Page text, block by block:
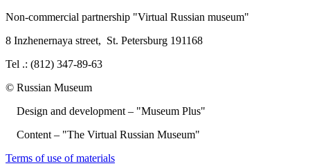
Non-commercial partnership "Virtual Russian museum"
8 Inzhenernaya street, St. Petersburg 191168
Tel .: (812) 347-89-63
© Russian Museum
Design and development – "Museum Plus"
Content – "The Virtual Russian Museum"
Terms of use of materials